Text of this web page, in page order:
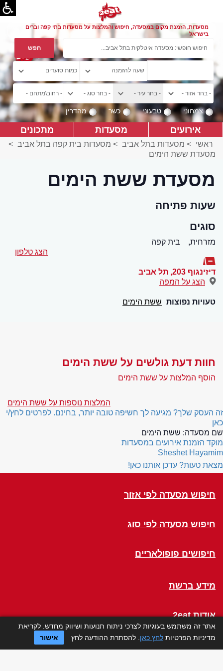
מסעדות, הזמנת מקום במסעדה, חיפוש והמלצות על מסעדות בתי קפה וברים
בישראל
צמחוני טבעוני כשר מהדרין
אירועים מסעדות מתכונים
ראשי > מסעדות בתל אביב > מסעדות בית קפה בתל אביב >
מסעדת ששת הימים
מסעדת ששת הימים
שעות פתיחה
סוגים
מזרחית,
בית קפה
הצג טלפון
דיזינגוף 203 , תל אביב
הצג על המפה
טעויות נפוצות ששת הימים
חוות דעת גולשים על ששת הימים
הוסף המלצות על ששת הימים
המלצות נוספות על ששת הימים
זה העסק שלך? מגיעה לך חשיפה טובה יותר, בחינם. לפרטים לחץ/י
כאן
שם מסעדה: ששת הימים
מוקד הזמנת אירועים במסעדות
Sheshet Hayamim
מצאת טעות? עדכן אותנו כאן!
חיפוש מסעדה לפי אזור
חיפוש מסעדה לפי סוג
חיפושים פופולאריים
מידע ברשת
אודות 2eat
Click a Table
אתר זה משתמש בעוגיות לצרכי ניתוח תנועות ושיווק מחדש. לקריאת
מדיניות הפרטיות לחץ כאן . להסתרת ההודעה לחץ אישור